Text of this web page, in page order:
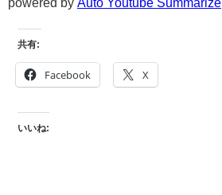
共有:
Facebook X
いいね: